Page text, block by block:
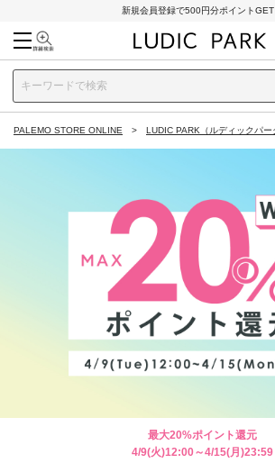
新規会員登録で500円分ポイントGET
PALEMO STORE ONLINE LUDIC PARK（ルディックパー
最大20%ポイント還元
4/9(火)12:00～4/15(月)23:59